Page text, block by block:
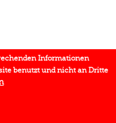
Informationen
benutzt und nicht an Dritte